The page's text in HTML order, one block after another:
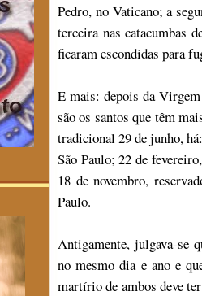
Pedro, no Vaticano; a
terceira nas catacumbas
ficaram escondidas para
E mais: depois da
são os santos que têm
tradicional 29 de junho,
São Paulo; 22 de
18 de novembro,
Paulo.
Antigamente, julgava-se
no mesmo dia e ano e
martírio de ambos deve